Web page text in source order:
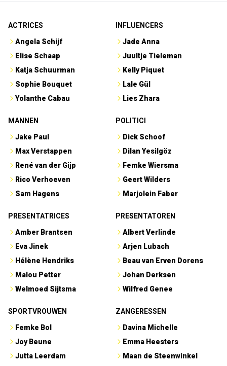
ACTRICES
Angela Schijf
Elise Schaap
Katja Schuurman
Sophie Bouquet
Yolanthe Cabau
INFLUENCERS
Jade Anna
Juultje Tieleman
Kelly Piquet
Lale Gül
Lies Zhara
MANNEN
Jake Paul
Max Verstappen
René van der Gijp
Rico Verhoeven
Sam Hagens
POLITICI
Dick Schoof
Dilan Yesilgöz
Femke Wiersma
Geert Wilders
Marjolein Faber
PRESENTATRICES
Amber Brantsen
Eva Jinek
Hélène Hendriks
Malou Petter
Welmoed Sijtsma
PRESENTATOREN
Albert Verlinde
Arjen Lubach
Beau van Erven Dorens
Johan Derksen
Wilfred Genee
SPORTVROUWEN
Femke Bol
Joy Beune
Jutta Leerdam
ZANGERESSEN
Davina Michelle
Emma Heesters
Maan de Steenwinkel